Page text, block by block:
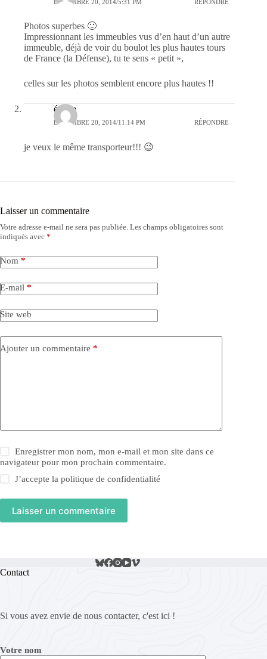
DÉCEMBRE 20, 2014/5:31 PM RÉPONDRE
Photos superbes 🙂
Impressionnant les immeubles vus d’en haut d’un autre
immeuble, déjà de voir du boulot les plus hautes tours
de France (la Défense), tu te sens « petit »,
celles sur les photos semblent encore plus hautes !!
émilie
DÉCEMBRE 20, 2014/11:14 PM RÉPONDRE
je veux le même transporteur!!! 😉
Laisser un commentaire
Votre adresse e-mail ne sera pas publiée. Les champs obligatoires sont
indiqués avec *
Nom *
E-mail *
Site web
Ajouter un commentaire *
Enregistrer mon nom, mon e-mail et mon site dans ce
navigateur pour mon prochain commentaire.
J’accepte lapolitique de confidentialité
Laisser un commentaire
Contact
Si vous avez envie de nous contacter, c'est ici !
Votre nom